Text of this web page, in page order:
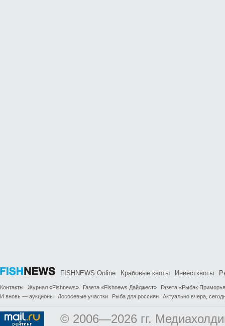
FISHNEWS Online Крабовые квоты Инвестквоты
Контакты Журнал «Fishnews» Газета «Fishnews Дайджест»
Газета «Рыбак
И вновь — аукционы
Лососевые участки Рыба для россиян Актуально вчера,
© 2006—2026 гг.